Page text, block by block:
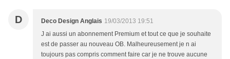
D Deco Design Anglais 19/03/2013 19:51
J ai aussi un abonnement Premium et tout ce que je souhaite
est de passer au nouveau OB. Malheureusement je n ai
toujours pas compris comment faire car je ne trouve aucune